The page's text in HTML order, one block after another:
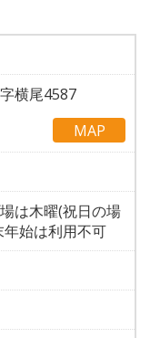
横尾4587
MAP
は木曜(祝日の場
始は利用不可